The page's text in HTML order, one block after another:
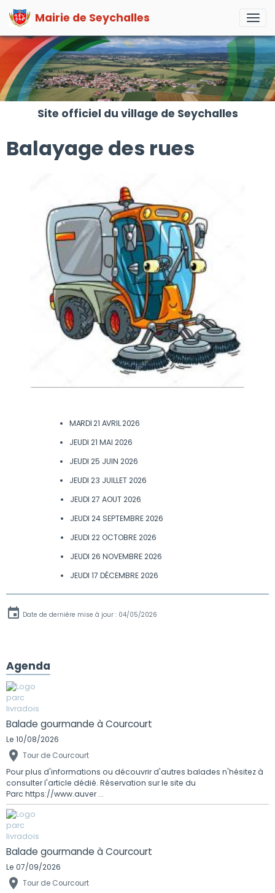
Mairie de Seychalles
Site officiel du village de Seychalles
Balayage des rues
MARDI 21 AVRIL 2026
JEUDI 21 MAI 2026
JEUDI 25 JUIN 2026
JEUDI 23 JUILLET2026
JEUDI 27 AOUT2026
JEUDI 24 SEPTEMBRE2026
JEUDI 22 OCTOBRE2026
JEUDI 26 NOVEMBRE2026
JEUDI 17 DÉCEMBRE2026
Date de dernière mise à jour : 04/05/2026
Agenda
Balade gourmande à Courcourt
Le 10/08/2026
Tour de Courcourt
Pour plus d'informations ou découvrir d'autres balades n'hésitez à
consulter l'article dédié. Réservation sur le site du
Parc https://www.auver ...
Balade gourmande à Courcourt
Le 07/09/2026
Tour de Courcourt